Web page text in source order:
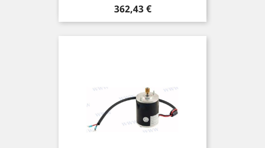
Prix
362,43 €